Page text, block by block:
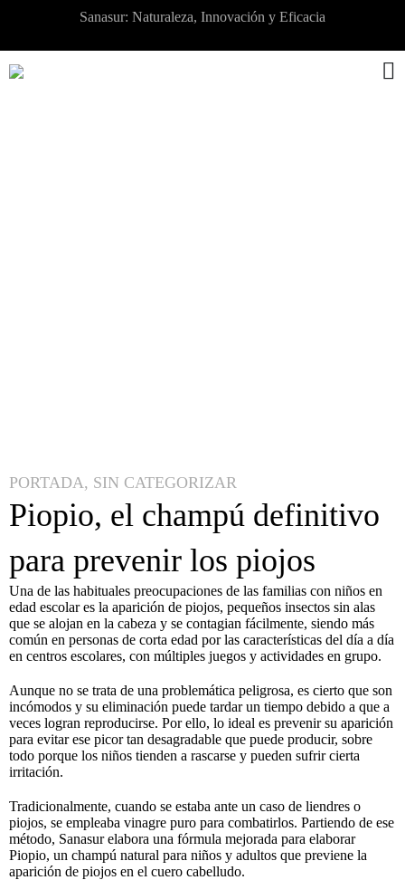
Sanasur: Naturaleza, Innovación y Eficacia
PORTADA, SIN CATEGORIZAR
Piopio, el champú definitivo
para prevenir los piojos
Una de las habituales preocupaciones de las familias con niños en
edad escolar es la aparición de piojos, pequeños insectos sin alas
que se alojan en la cabeza y se contagian fácilmente, siendo más
común en personas de corta edad por las características del día a día
en centros escolares, con múltiples juegos y actividades en grupo.
Aunque no se trata de una problemática peligrosa, es cierto que son
incómodos y su eliminación puede tardar un tiempo debido a que a
veces logran reproducirse. Por ello, lo ideal es prevenir su aparición
para evitar ese picor tan desagradable que puede producir, sobre
todo porque los niños tienden a rascarse y pueden sufrir cierta
irritación.
Tradicionalmente, cuando se estaba ante un caso de liendres o
piojos, se empleaba vinagre puro para combatirlos. Partiendo de ese
método, Sanasur elabora una fórmula mejorada para elaborar
Piopio, un champú natural para niños y adultos que previene la
aparición de piojos en el cuero cabelludo.